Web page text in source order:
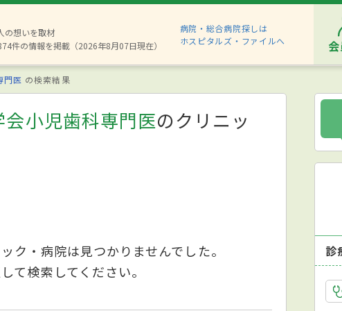
の想いを取材
件の情報を掲載（2026年8月07日現在）
病院・総合病院探しは
ホスピタルズ・ファイルへ
門医 の検索結果
小児歯科専門医のクリニッ
ク・病院は見つかりませんでした。
て検索してください。
診